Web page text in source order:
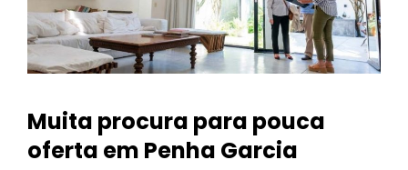
Muita procura para pouca
oferta em Penha Garcia